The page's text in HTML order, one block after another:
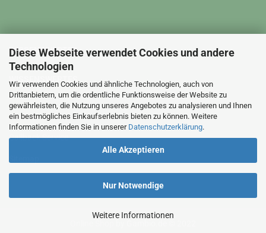
Diese Webseite verwendet Cookies und andere
Technologien
Wir verwenden Cookies und ähnliche Technologien, auch von
Drittanbietern, um die ordentliche Funktionsweise der Website zu
gewährleisten, die Nutzung unseres Angebotes zu analysieren und Ihnen
ein bestmögliches Einkaufserlebnis bieten zu können. Weitere
Informationen finden Sie in unserer Datenschutzerklärung.
Alle Akzeptieren
Nur Notwendige
Weitere Informationen
WISSENSWERTES
WISSENSWERTES
Kontakt
Callback Service